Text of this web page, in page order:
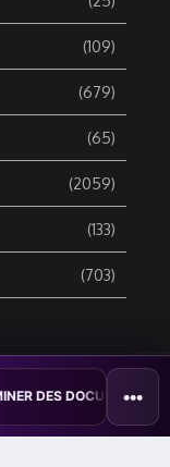
(109)
(679)
(65)
(2059)
(133)
(703)
- Groupe
•••